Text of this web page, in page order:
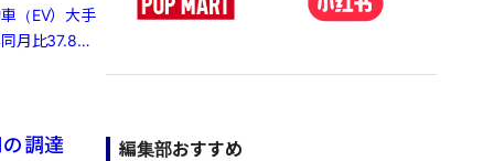
（EV）大手
月比37.8％
調達 編集部おすすめ